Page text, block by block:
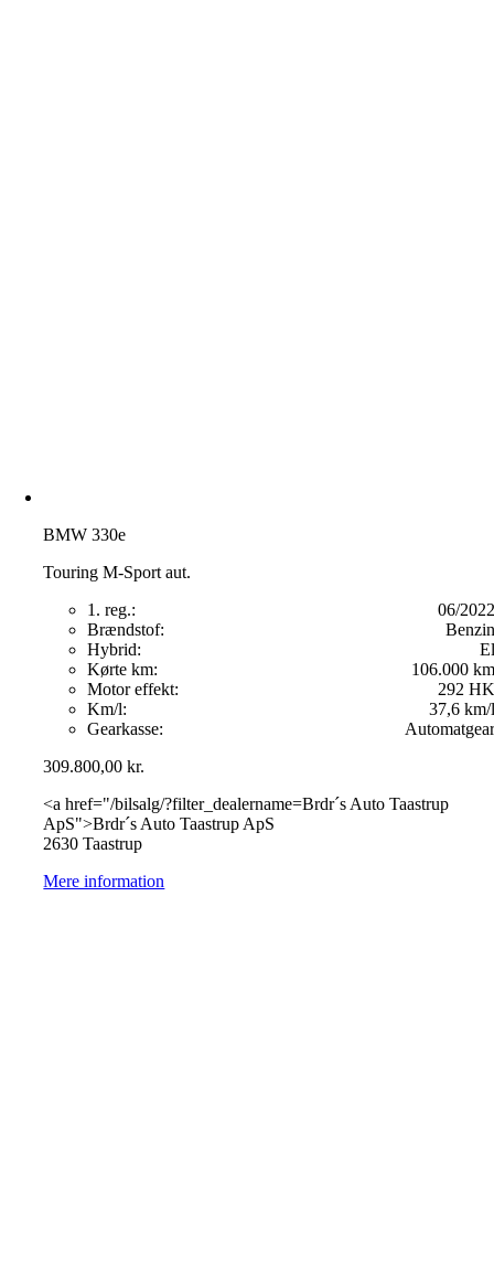
BMW 330e
Touring M-Sport aut.
1. reg.:
06/2022
Brændstof:
Benzin
Hybrid:
El
Kørte km:
106.000 km
Motor effekt:
292 HK
Km/l:
37,6 km/l
Gearkasse:
Automatgear
309.800,00kr.
<a href="/bilsalg/?filter_dealername=Brdr´s Auto Taastrup
ApS">Brdr´s Auto Taastrup ApS
2630 Taastrup
Mere information